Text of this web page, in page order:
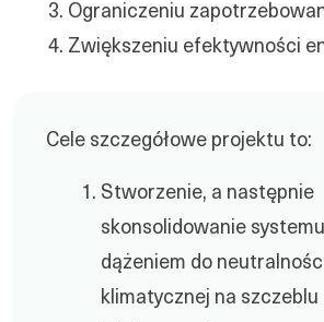
Ograniczeniu
Zwiększeniu efektywności
Cele szczegółowe projektu to:
Stworzenie, a następnie
skonsolidowanie
dążeniem do
klimatycznej na szczeblu